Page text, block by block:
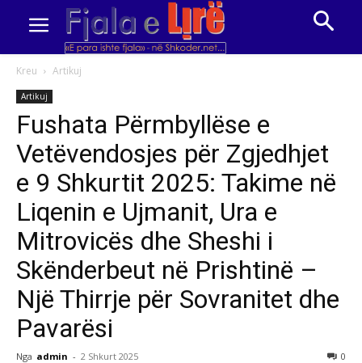
Kreu Artikuj
Artikuj
Fushata Përmbyllëse e
Vetëvendosjes për Zgjedhjet
e 9 Shkurtit 2025: Takime në
Liqenin e Ujmanit, Ura e
Mitrovicës dhe Sheshi i
Skënderbeut në Prishtinë –
Një Thirrje për Sovranitet dhe
Pavarësi
Nga admin - 2 Shkurt 2025 0